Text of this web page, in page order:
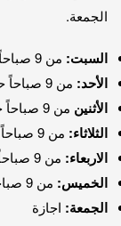
الجمعة.
السبت: من 9 صباحاً حتي 5 مساءً
الأحد: من 9 صباحاً حتي 5 مساءً
الأثنين من 9 صباحاً حتي 5 مساءً
الثلاثاء: من 9 صباحاً حتي 5 مساءً
الاربعاء: من 9 صباحاً حتي 5 مساءً
الخميس: من 9 صباحاً حتي 5 مساءً
الجمعة: اجازة